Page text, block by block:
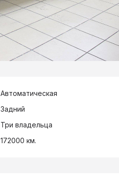
Автоматическая
Задний
Три владельца
172000 км.